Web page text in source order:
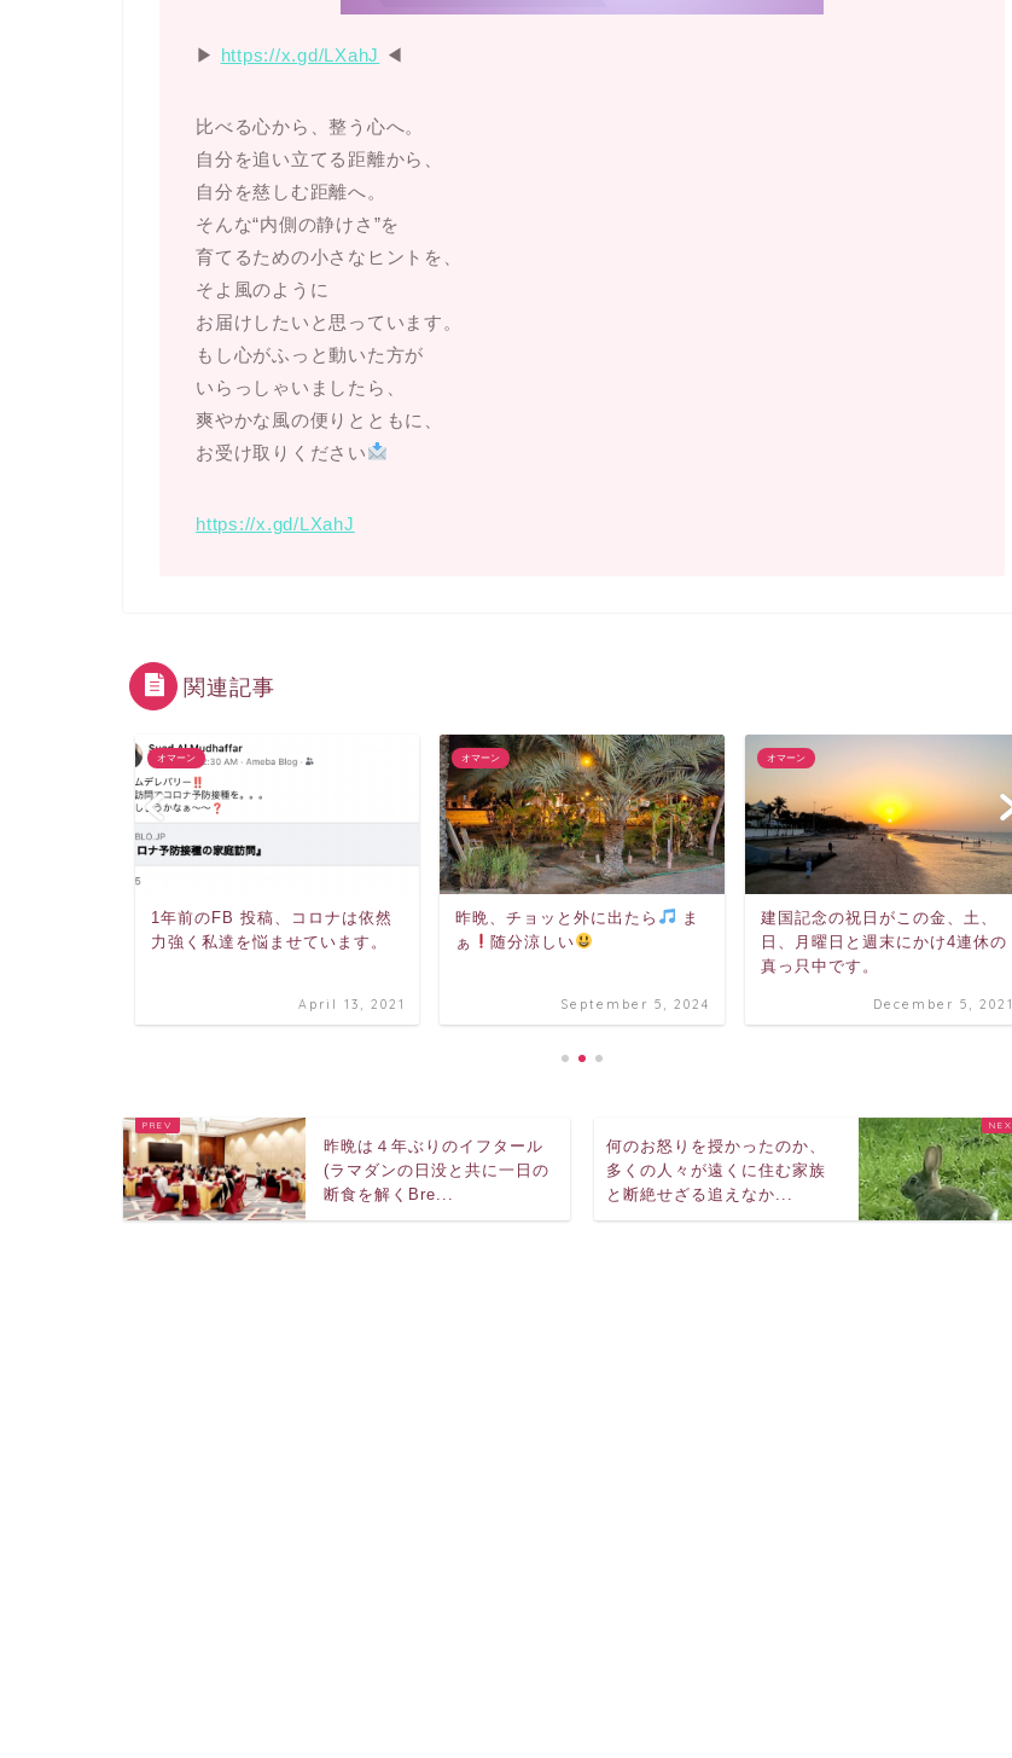
▶︎ https://x.gd/LXahJ ◀︎
比べる心から、整う心へ。
自分を追い立てる距離から、
自分を慈しむ距離へ。
そんな“内側の静けさ”を
育てるための小さなヒントを、
そよ風のように
お届けしたいと思っています。
もし心がふっと動いた方が
いらっしゃいましたら、
爽やかな風の便りとともに、
お受け取りください
https://x.gd/LXahJ
関連記事
オマーン
1年前のFB 投稿、コロナは依然
力強く私達を悩ませています。
April 13, 2021
オマーン
昨晩、チョッと外に出たら
ま
ぁ
随分涼しい
September 5, 2024
オマーン
建国記念の祝日がこの金、土、
日、月曜日と週末にかけ4連休の
真っ只中です。
December 5, 2021
昨晩は４年ぶりのイフタール
(ラマダンの日没と共に一日の
断食を解くBre...
何のお怒りを授かったのか、
多くの人々が遠くに住む家族
と断絶せざる追えなか...